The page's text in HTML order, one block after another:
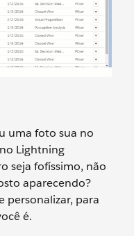
uma foto sua no
Lightning
seja fofíssimo, não
aparecendo?
personalizar, para
é.